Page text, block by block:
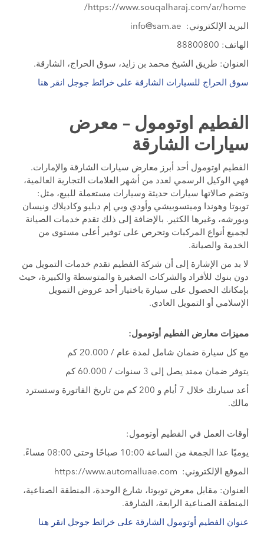
البريد الإلكتروني: info@sam.ae
الهاتف: 88800800
العنوان: طريق الشيخ محمد بن زايد، سوق الحراج، الشارقة.
سوق الحراج للسيارات الشارقة على خرائط جوجل انقر هنا
الفطيم اوتومول – معرض
سيارات الشارقة
الفطيم اوتومول أحد أبرز معارض سيارات الشارقة والإمارات.
فهي الوكيل الرسمي لعدد من أشهر العلامات التجارية العالمية،
وتضم صالاتها سيارات حديثة وسيارات مستعملة للبيع، مثل:
تويوتا وهوندا وميتسوبيشي وأودي وبي إم دبليو وكاديلاك ونيسان
وبورشه، وغيرها الكثير. بالإضافة إلى ذلك تقدم خدمات الصيانة
لجميع أنواع المركبات وتحرص على توفير أعلى مستوى من
الخدمة والصيانة.
لا بد من الإشارة إلى أن شركة الفطيم تقدم خدمات التمويل من
دون بنوك للأفراد والشركات الصغيرة والمتوسطة والكبيرة، حيث
بإمكانك الحصول على سيارة باختيار أحد عروض التمويل
الإسلامي أو التمويل العادي.
مميزات معارض الفطيم أوتومول:
مع كل سيارة ضمان شامل لمدة عام / 20.000 كم
يتوفر ضمان ممتد يصل إلى 3 سنوات / 60.000 كم
أعد سيارتك خلال 7 أيام و 200 كم من تاريخ الفاتورة وستسترد
مالك.
أوقات العمل في الفطيم أوتومول:
يوميًا عدا الجمعة من الساعة 10:00 صباحًا وحتى 08:00 مساءً.
الموقع الإلكتروني: https://www.automalluae.com
العنوان: مقابل معرض تويوتا، شارع الوحدة، المنطقة الصناعية،
المنطقة الصناعية الرابعة، الشارقة.
عنوان الفطيم أوتومول الشارقة على خرائط جوجل انقر هنا